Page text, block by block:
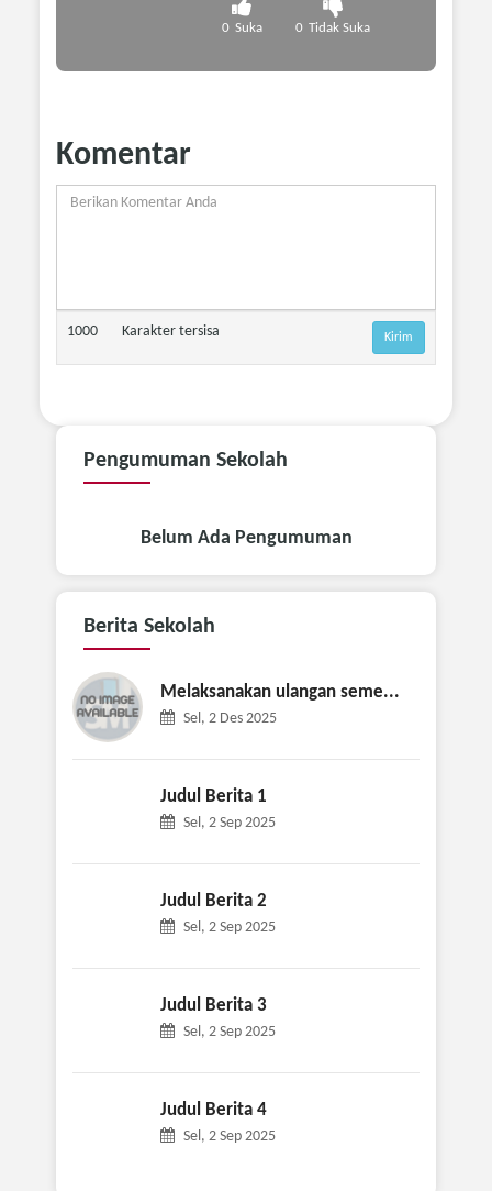
0 Suka 0 Tidak Suka
Komentar
1000 Karakter tersisa
Pengumuman Sekolah
Belum Ada Pengumuman
Berita Sekolah
Melaksanakan ulangan seme...
Sel, 2 Des 2025
Judul Berita 1
Sel, 2 Sep 2025
Judul Berita 2
Sel, 2 Sep 2025
Judul Berita 3
Sel, 2 Sep 2025
Judul Berita 4
Sel, 2 Sep 2025